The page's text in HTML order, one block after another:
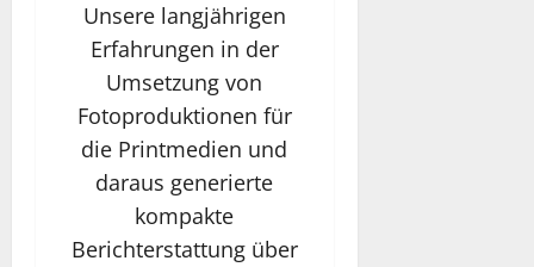
Unsere langjährigen
Erfahrungen in der
Umsetzung von
Fotoproduktionen für
die Printmedien und
daraus generierte
kompakte
Berichterstattung über